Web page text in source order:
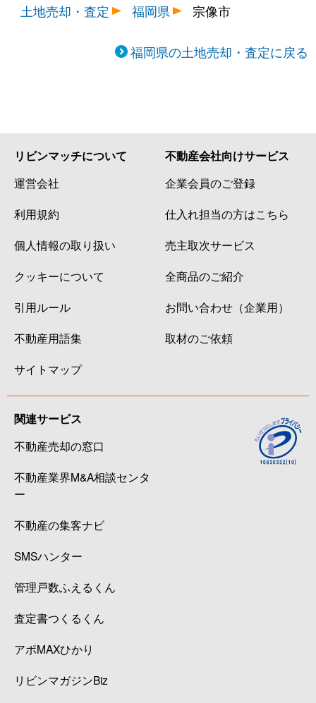
土地売却・査定
福岡県 宗像市
福岡県の土地売却・査定に戻る
リビンマッチについて
運営会社
利用規約
個人情報の取り扱い
クッキーについて
引用ルール
不動産用語集
サイトマップ
不動産会社向けサービス
企業会員のご登録
仕入れ担当の方はこちら
売主取次サービス
全商品のご紹介
お問い合わせ（企業用）
取材のご依頼
関連サービス
不動産売却の窓口
不動産業界M&A相談センタ
ー
不動産の集客ナビ
SMSハンター
管理戸数ふえるくん
査定書つくるくん
アポMAXひかり
リビンマガジンBiz